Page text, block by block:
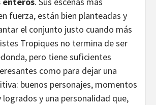
fuerza, están bien planteadas y
el conjunto justo cuando más
Tropiques no termina de ser
pero tiene suficientes
como para dejar una
buenos personajes, momentos
logrados y una personalidad que,